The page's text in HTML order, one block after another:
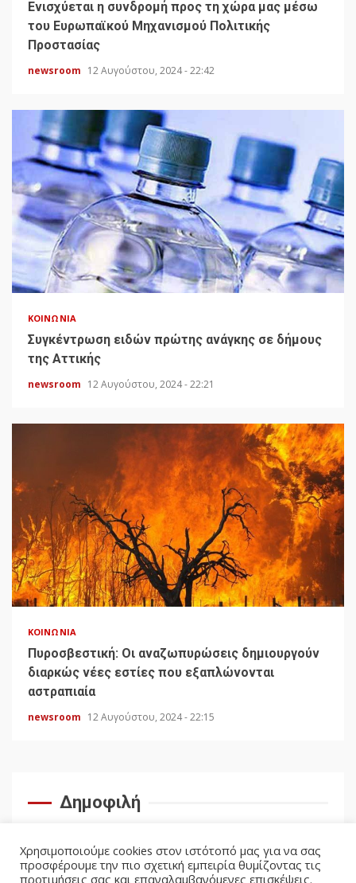
Ενισχύεται η συνδρομή προς τη χώρα μας μέσω
του Ευρωπαϊκού Μηχανισμού Πολιτικής
Προστασίας
newsroom 12 Αυγούστου, 2024 - 22:42
ΚΟΙΝΩΝΊΑ
Συγκέντρωση ειδών πρώτης ανάγκης σε δήμους
της Αττικής
newsroom 12 Αυγούστου, 2024 - 22:21
ΚΟΙΝΩΝΊΑ
Πυροσβεστική: Οι αναζωπυρώσεις δημιουργούν
διαρκώς νέες εστίες που εξαπλώνονται
αστραπιαία
newsroom 12 Αυγούστου, 2024 - 22:15
Δημοφιλή
Χρησιμοποιούμε cookies στον ιστότοπό μας για να σας
προσφέρουμε την πιο σχετική εμπειρία θυμίζοντας τις
προτιμήσεις σας και επαναλαμβανόμενες επισκέψεις.